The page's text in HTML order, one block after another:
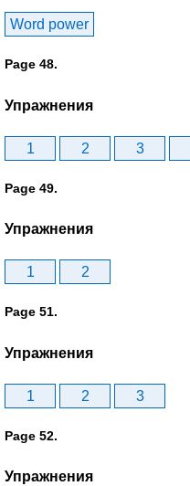
Word power
Page 48.
Упражнения
1 2 3
Page 49.
Упражнения
1 2
Page 51.
Упражнения
1 2 3
Page 52.
Упражнения